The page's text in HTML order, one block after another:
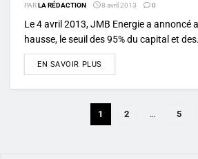
PARLA RÉDACTION 8 avril 2013 0
Le 4 avril 2013, JMB Energie a annoncé
hausse, le seuil des 95% du capital et
EN SAVOIR PLUS
1 2 … 5